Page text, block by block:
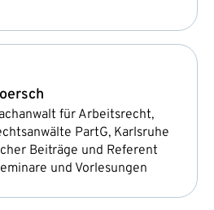
für Arbeitsrecht,
PartG, Karlsruhe
Beiträge und Referent
und Vorlesungen